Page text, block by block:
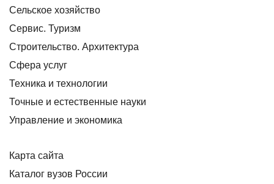
Сельское хозяйство
Сервис. Туризм
Строительство. Архитектура
Сфера услуг
Техника и технологии
Точные и естественные науки
Управление и экономика
Карта сайта
Каталог вузов России